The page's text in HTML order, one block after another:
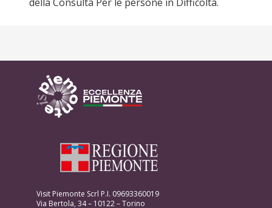
Visit Piemonte Scrl P.I. 09693360019
Via Bertola, 34 – 10122 – Torino